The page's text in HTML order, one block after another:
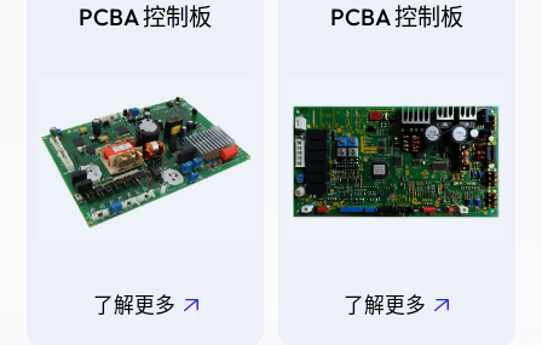
PCBA 控制板
了解更多
PCBA 控制板
了解更多